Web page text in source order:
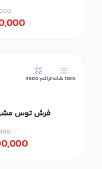
1200 شانه تراکم 3600
فرش توس مشهد